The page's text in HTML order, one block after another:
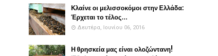
Κλαίνε οι μελισσοκόμοι στην Ελλάδα:
Έρχεται το τέλος...
Δευτέρα, Ιουνίου 06, 2016
Η θρησκεία μας είναι ολοζώντανη!